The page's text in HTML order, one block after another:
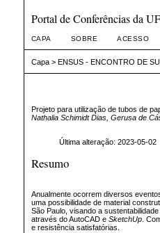
Portal de Conferências da
CAPA SOBRE ACESSO
Capa> ENSUS - ENCONTRO DE
Projeto para utilização de tubos de
Nathalia Schimidt Dias, Gerusa de
Última alteração: 2023-05-02
Resumo
Anualmente ocorrem diversos
uma possibilidade de material
São Paulo, visando a
através do AutoCAD e SketchUp.
e resistência satisfatórias.